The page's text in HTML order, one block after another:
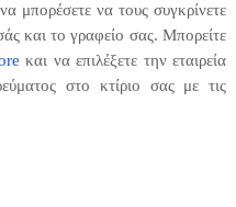
μπορέσετε να τους συγκρίνετε
και το γραφείο σας. Μπορείτε
και να επιλέξετε την εταιρεία
στο κτίριο σας με τις